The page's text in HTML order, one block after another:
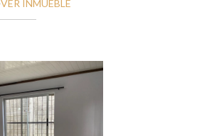
VER INMUEBLE